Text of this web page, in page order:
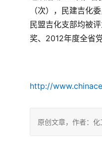
（次），民建吉化
民盟吉化支部均被
奖、2012年度全省
http://
原创文章，作者：